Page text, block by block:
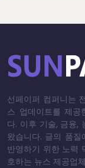
선페이퍼 컴퍼니는
스 업데이트를 제공
다. 이후 기술, 금융,
왔습니다. 글의 품
반영하기 위한 노력
호하는 뉴스 제공업